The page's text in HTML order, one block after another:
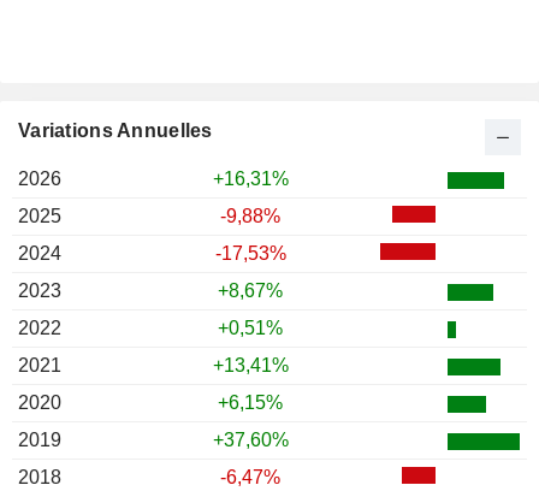
Variations Annuelles
2026
+16,31%
2025
-9,88%
2024
-17,53%
2023
+8,67%
2022
+0,51%
2021
+13,41%
2020
+6,15%
2019
+37,60%
2018
-6,47%